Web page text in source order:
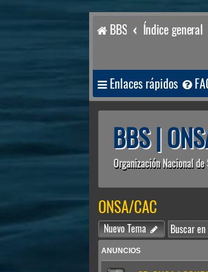
BBS Índice general
Enlaces rápidos
BBS |
Organización Nacional
ONSA/CAC
Nuevo Tema
ANUNCIOS